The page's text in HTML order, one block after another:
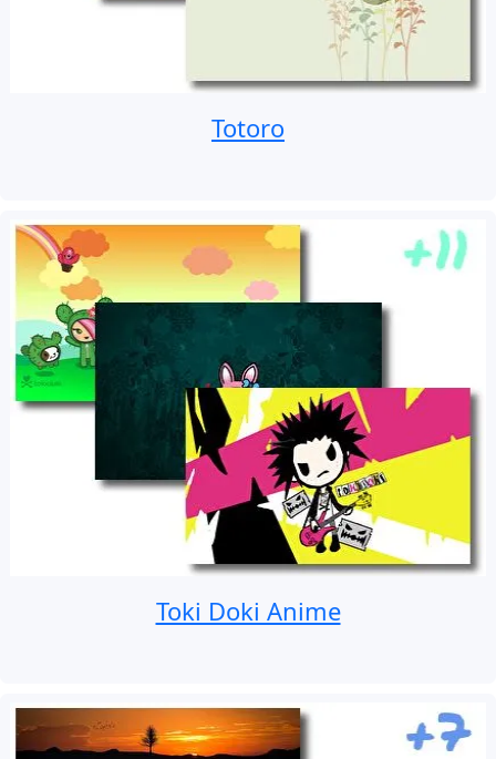
Totoro
Toki Doki Anime